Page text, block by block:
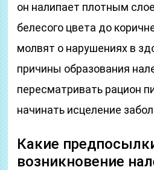
он налипает плотным
белесого цвета до
молвят о нарушениях в
причины образования
пересматривать рацион
начинать исцеление
Какие
возникновение